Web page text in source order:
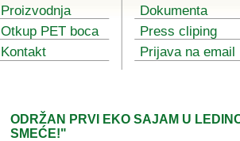
Proizvodnja
Otkup PET boca
Kontakt
Dokumenta
Press cliping
Prijava na email
ODRŽAN PRVI EKO SAJAM U
SMEĆE!"